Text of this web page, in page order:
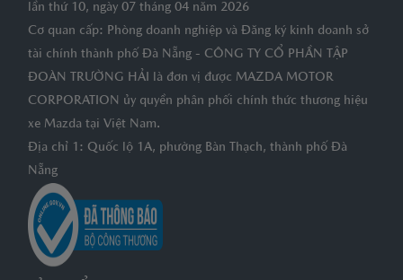
lần thứ 10, ngày 07 tháng 04 năm 2026
Cơ quan cấp: Phòng doanh nghiệp và Đăng ký kinh doanh sở
tài chính thành phố Đà Nẵng - CÔNG TY CỔ PHẦN TẬP
ĐOÀN TRƯỜNG HẢI là đơn vị được MAZDA MOTOR
CORPORATION ủy quyền phân phối chính thức thương hiệu
xe Mazda tại Việt Nam.
Địa chỉ 1: Quốc lộ 1A, phường Bàn Thạch, thành phố Đà
Nẵng